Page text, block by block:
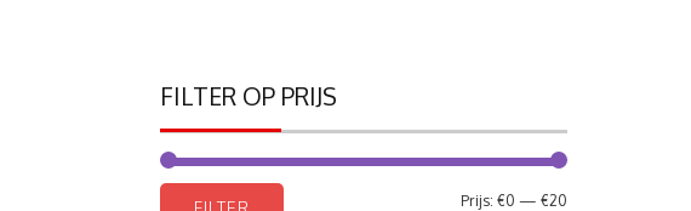
FILTER OP PRIJS
Prijs: €0 — €20